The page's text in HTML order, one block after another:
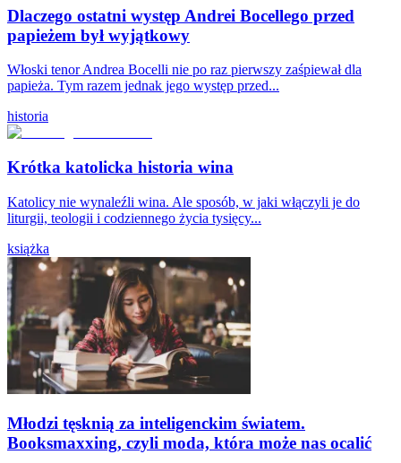
Dlaczego ostatni występ Andrei Bocellego przed
papieżem był wyjątkowy
Włoski tenor Andrea Bocelli nie po raz pierwszy zaśpiewał dla
papieża. Tym razem jednak jego występ przed...
historia
Krótka katolicka historia wina
Katolicy nie wynaleźli wina. Ale sposób, w jaki włączyli je do
liturgii, teologii i codziennego życia tysięcy...
książka
Młodzi tęsknią za inteligenckim światem.
Booksmaxxing, czyli moda, która może nas ocalić